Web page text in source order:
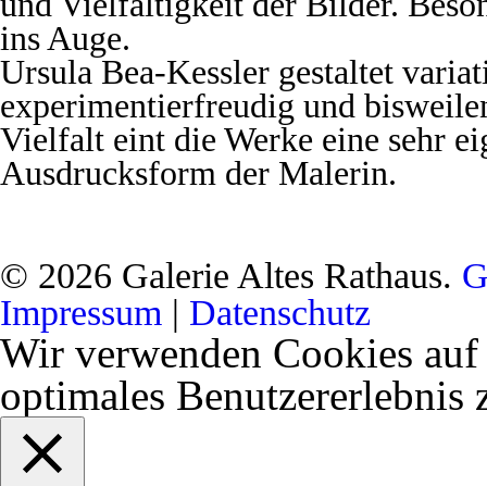
ins Auge.
Ursula Bea-Kessler gestaltet
experimentierfreudig und
Vielfalt eint die Werke eine sehr
Ausdrucksform der Malerin.
© 2026 Galerie Altes Rathaus.
Impressum | Datenschutz
Wir verwenden Cookies
optimales